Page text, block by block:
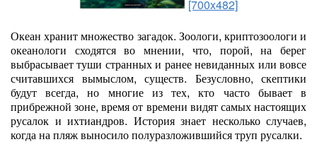
[700x482]
Океан хранит множество загадок. Зоологи, криптозоологи и
океанологи сходятся во мнении, что, порой, на берег
выбрасывает туши странных и ранее невиданных или вовсе
считавшихся вымыслом, существ. Безусловно, скептики
будут всегда, но многие из тех, кто часто бывает в
прибрежной зоне, время от времени видят самых настоящих
русалок и ихтиандров. История знает несколько случаев,
когда на пляж выносило полуразложившийся труп русалки.